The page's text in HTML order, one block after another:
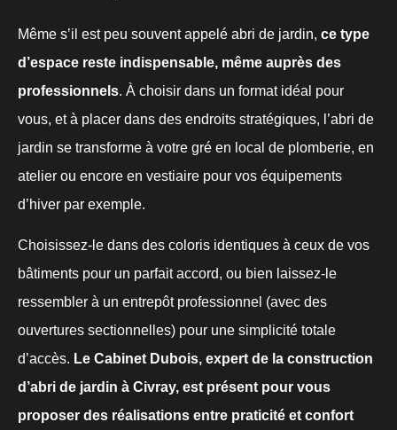
Même s’il est peu souvent appelé abri de jardin, ce type
d’espace reste indispensable, même auprès des
professionnels. À choisir dans un format idéal pour
vous, et à placer dans des endroits stratégiques, l’abri de
jardin se transforme à votre gré en local de plomberie, en
atelier ou encore en vestiaire pour vos équipements
d’hiver par exemple.
Choisissez-le dans des coloris identiques à ceux de vos
bâtiments pour un parfait accord, ou bien laissez-le
ressembler à un entrepôt professionnel (avec des
ouvertures sectionnelles) pour une simplicité totale
d’accès. Le Cabinet Dubois, expert de la construction
d’abri de jardin à Civray, est présent pour vous
proposer des réalisations entre praticité et confort